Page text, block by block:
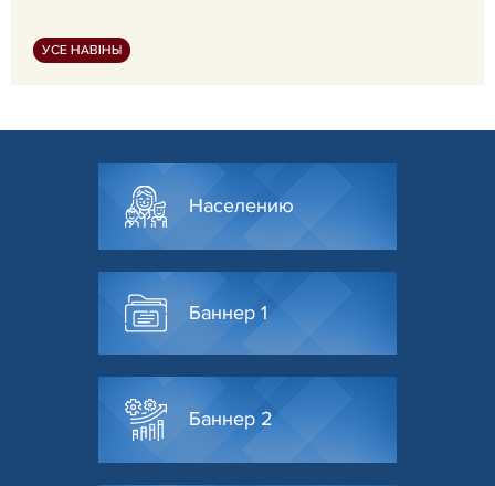
УСЕ НАВІНЫ
Населению
Баннер 1
Баннер 2